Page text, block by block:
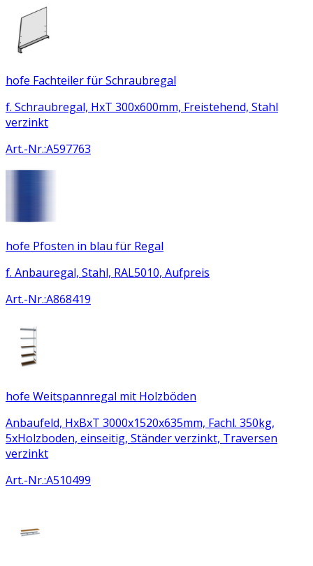
hofe Fachteiler für Schraubregal
f. Schraubregal, HxT 300x600mm, Freistehend, Stahl
verzinkt
Art.-Nr.:A597763
hofe Pfosten in blau für Regal
f. Anbauregal, Stahl, RAL5010, Aufpreis
Art.-Nr.:A868419
hofe Weitspannregal mit Holzböden
Anbaufeld, HxBxT 3000x1520x635mm, Fachl. 350kg,
5xHolzboden, einseitig, Ständer verzinkt, Traversen
verzinkt
Art.-Nr.:A510499